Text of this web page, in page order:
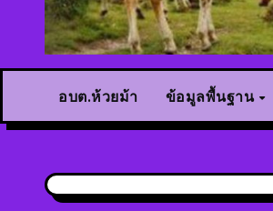
อบต.ห้วยม้า ข้อมูลพื้นฐาน